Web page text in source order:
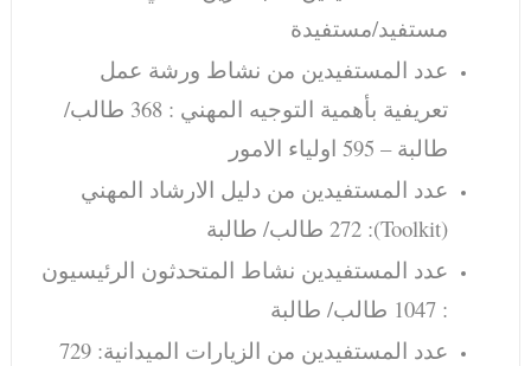
مستفيد/مستفيدة
عدد المستفيدين من نشاط ورشة عمل
تعريفية بأهمية التوجيه المهني : 368 طالب/
طالبة – 595 اولياء الامور
عدد المستفيدين من دليل الارشاد المهني
(Toolkit): 272 طالب/ طالبة
عدد المستفيدين نشاط المتحدثون الرئيسيون
: 1047 طالب/ طالبة
عدد المستفيدين من الزيارات الميدانية: 729